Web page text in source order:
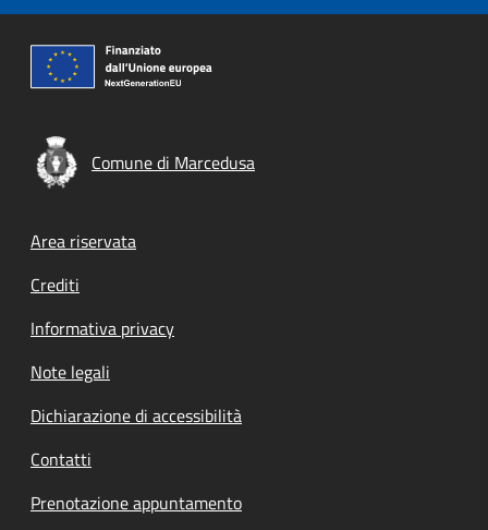
Comune di Marcedusa
Footer menu
Area riservata
Crediti
Informativa privacy
Note legali
Dichiarazione di accessibilità
Contatti
Prenotazione appuntamento